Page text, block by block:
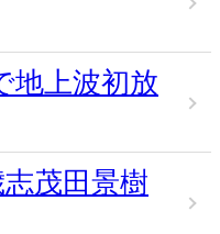
地上波初放
志茂田景樹